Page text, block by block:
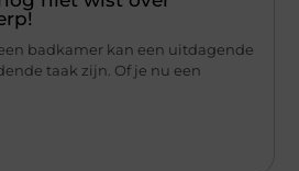
badkamer kan een uitdagende
taak zijn. Of je nu een